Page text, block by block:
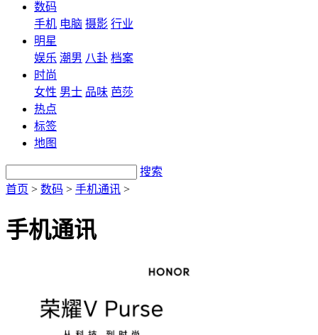
数码
手机 电脑 摄影 行业
明星
娱乐 潮男 八卦 档案
时尚
女性 男士 品味 芭莎
热点
标签
地图
搜索
首页 > 数码 > 手机通讯 >
手机通讯